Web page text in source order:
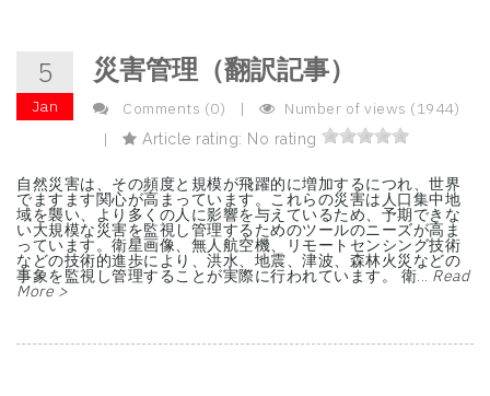
5
Jan
災害管理（翻訳記事）
Comments (0) |
Number of views (1944)
|
Article rating: No rating
自然災害は、その頻度と規模が飛躍的に増加するにつれ、世界
でますます関心が高まっています。これらの災害は人口集中地
域を襲い、より多くの人に影響を与えているため、予期できな
い大規模な災害を監視し管理するためのツールのニーズが高ま
っています。衛星画像、無人航空機、リモートセンシング技術
などの技術的進歩により、洪水、地震、津波、森林火災などの
事象を監視し管理することが実際に行われています。 衛... Read
More >